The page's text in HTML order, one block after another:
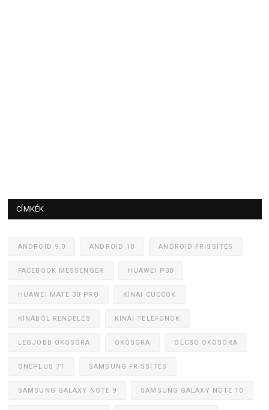
CÍMKÉK
ANDROID 9.0 ANDROID 10 ANDROID FRISSÍTÉS
FACEBOOK MESSENGER HUAWEI P30
HUAWEI MATE 30 PRO KÍNAI CUCCOK
KÍNÁBÓL RENDELÉS KÍNAI TELEFONOK
LEGJOBB OKOSÓRA OKOSÓRA OLCSÓ OKOSÓRA
ONEPLUS 7T SAMSUNG FRISSÍTÉS
SAMSUNG GALAXY NOTE 9 SAMSUNG GALAXY NOTE 10